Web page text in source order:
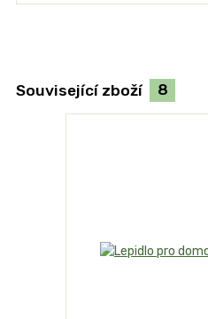
Související zboží 8